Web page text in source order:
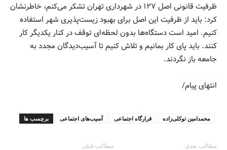
ظرفیت قانونی اصل ۱۲۷ در شهرداری تهران تشکر می‌کنم، خاطرنشان
کرد: باید از ظرفیت این اصل برای بهبود زیست‌پذیری شهر استفاده
کنیم. امید است دستگاه‌ها بدون لحظه‌ای توقف در کنار یکدیگر کار
کنند. باید پای کار بمانیم و تلاش کنیم تا آسیب‌دیدگان مجدد به
جامعه باز نگردند.
انتهای پیام/
برچسب ها آسیب‌های اجتماعی قرارگاه اجتماعی محمدامین توکلی‌زاده
مطالب قبلی مطالب بعدی